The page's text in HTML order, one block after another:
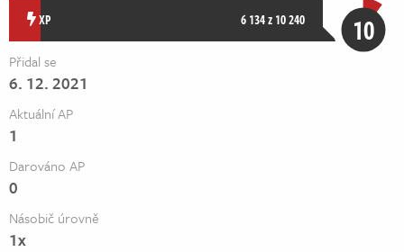
ŽivěXP 6 134 z 10 240 10
Přidal se
6. 12. 2021
Aktuální AP
1
Darováno AP
0
Násobič úrovně
1x